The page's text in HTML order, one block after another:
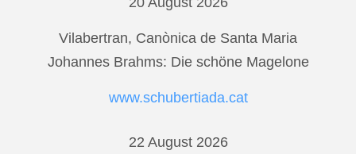
Vilabertran, Canònica de Santa Maria
Johannes Brahms: Die schöne Magelone
www.schubertiada.cat
22 August 2026